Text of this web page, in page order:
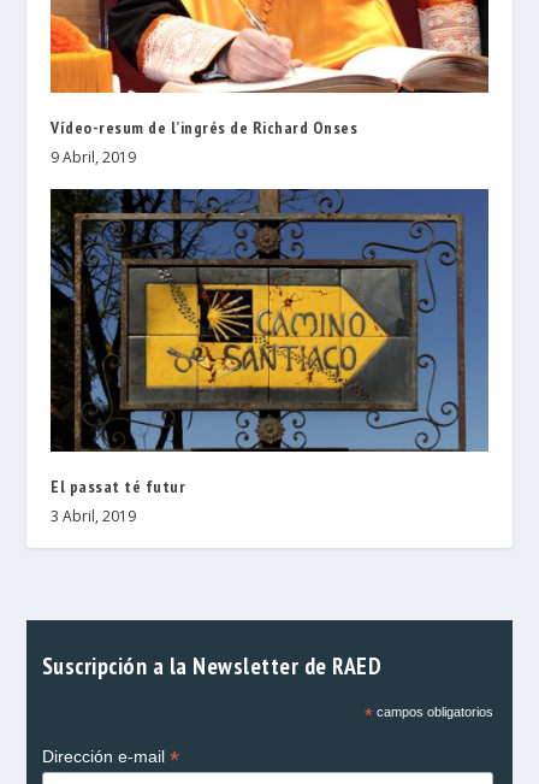
Vídeo-resum de l’ingrés de Richard Onses
9 Abril, 2019
El passat té futur
3 Abril, 2019
Suscripción a la Newsletter de RAED
*campos obligatorios
Dirección e-mail *